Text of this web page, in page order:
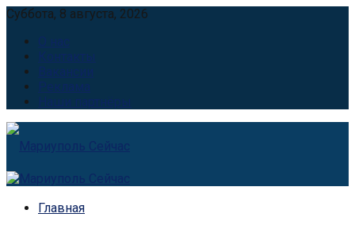
Суббота, 8 августа, 2026
О нас
Контакты
Вакансии
Реклама
Наши партнёры
Главная